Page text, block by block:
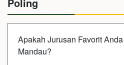
Apakah Jurusan Favorit
Mandau?